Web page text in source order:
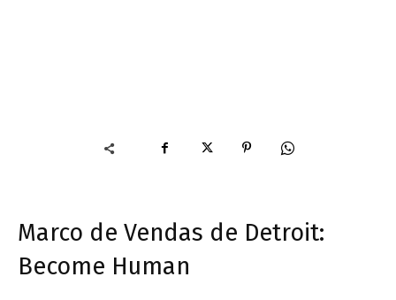
Marco de Vendas de Detroit:
Become Human